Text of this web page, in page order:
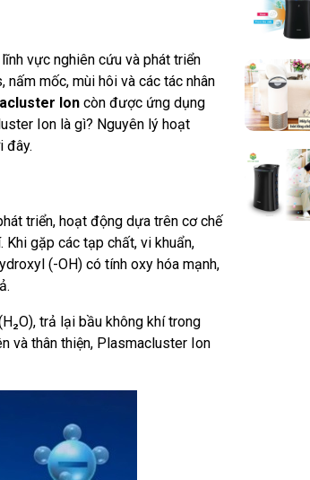
vực nghiên cứu và phát triển
mốc, mùi hôi và các tác nhân
Ion còn được ứng dụng
Ion là gì? Nguyên lý hoạt
đây.
triển, hoạt động dựa trên cơ chế
Khi gặp các tạp chất, vi khuẩn,
(-OH) có tính oxy hóa mạnh,
trả lại bầu không khí trong
và thân thiện, Plasmacluster Ion